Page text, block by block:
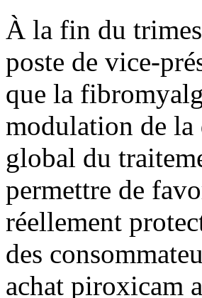
À la fin du
poste de vice-
que la
modulation de
global du
permettre de
réellement
des
achat piroxicam